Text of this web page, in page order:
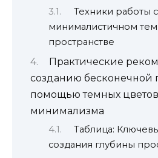
Техники работы
минималистичном
пространстве
Практические
созданию бесконечной
помощью темных
минимализма
Таблица:
создания глубины